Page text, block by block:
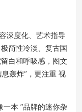
深度化、艺术指导
简性冷淡、复古国
白和呼吸感，图文
轰炸”，更注重 视
一本 “品牌的迷你杂